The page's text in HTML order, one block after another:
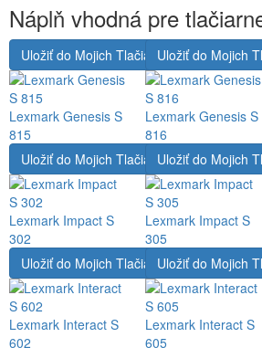
Náplň vhodná pre
Uložiť do Mojich Tlačiarní
Lexmark Genesis S
815
Uložiť do Mojich
Lexmark Genesis S
816
Uložiť do Mojich Tlačiarní
Lexmark Impact S
302
Uložiť do Mojich
Lexmark Impact S
305
Uložiť do Mojich Tlačiarní
Lexmark Interact S
602
Uložiť do Mojich
Lexmark Interact S
605